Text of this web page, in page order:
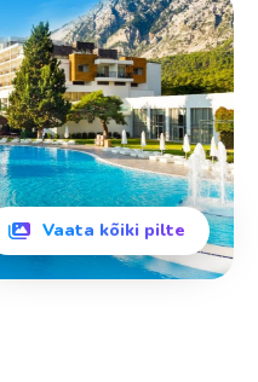
Vaata kõiki pilte